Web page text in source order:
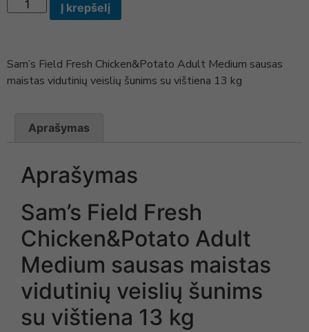
Į krepšelį
Sam’s Field Fresh Chicken&Potato Adult Medium sausas
maistas vidutinių veislių šunims su vištiena 13 kg
Aprašymas
Aprašymas
Sam’s Field Fresh
Chicken&Potato Adult
Medium sausas maistas
vidutinių veislių šunims
su vištiena 13 kg